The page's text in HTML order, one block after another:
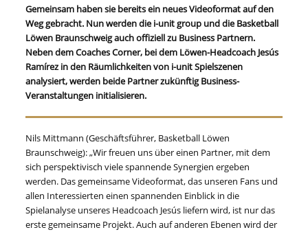
Gemeinsam haben sie bereits ein neues Videoformat auf den
Weg gebracht. Nun werden die i-unit group und die Basketball
Löwen Braunschweig auch offiziell zu Business Partnern.
Neben dem Coaches Corner, bei dem Löwen-Headcoach Jesús
Ramírez in den Räumlichkeiten von i-unitSpielszenen
analysiert, werden beide Partner zukünftig Business-
Veranstaltungen initialisieren.
Nils Mittmann (Geschäftsführer, Basketball Löwen
Braunschweig): „Wir freuen uns über einen Partner, mit dem
sich perspektivisch viele spannende Synergien ergeben
werden. Das gemeinsame Videoformat, das unseren Fans und
allen Interessierten einen spannenden Einblick in die
Spielanalyse unseres Headcoach Jesús liefern wird, ist nur das
erste gemeinsame Projekt. Auch auf anderen Ebenen wird der